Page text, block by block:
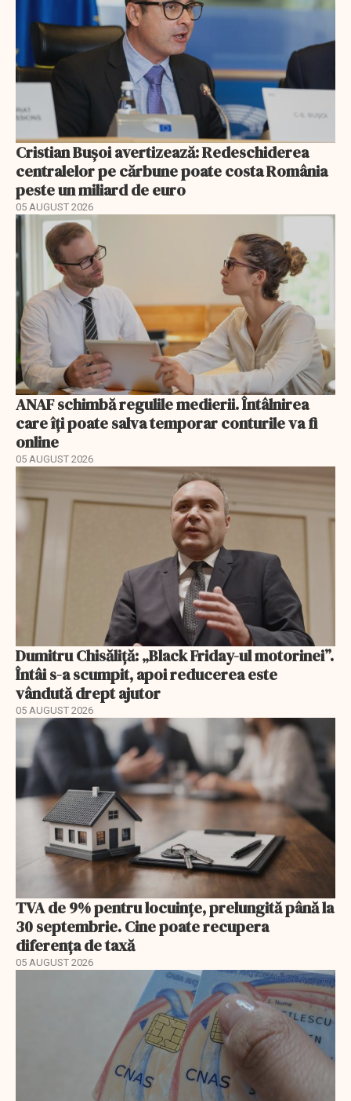
Cristian Bușoi avertizează: Redeschiderea
centralelor pe cărbune poate costa România
peste un miliard de euro
05 AUGUST 2026
ANAF schimbă regulile medierii. Întâlnirea
care îți poate salva temporar conturile va fi
online
05 AUGUST 2026
Dumitru Chisăliță: „Black Friday-ul motorinei”.
Întâi s-a scumpit, apoi reducerea este
vândută drept ajutor
05 AUGUST 2026
TVA de 9% pentru locuințe, prelungită până la
30 septembrie. Cine poate recupera
diferența de taxă
05 AUGUST 2026